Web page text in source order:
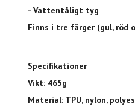
- Vattentåligt tyg
Finns i tre färger (gul, röd
Specifikationer
Vikt: 465g
Material: TPU, nylon,